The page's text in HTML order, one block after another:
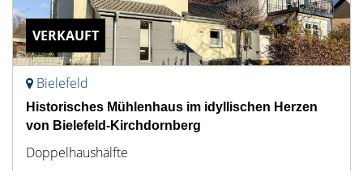
VERKAUFT
Bielefeld
Historisches Mühlenhaus im idyllischen Herzen
von Bielefeld-Kirchdornberg
Doppelhaushälfte